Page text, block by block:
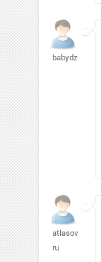
babydzhan279
atlasov-
ru